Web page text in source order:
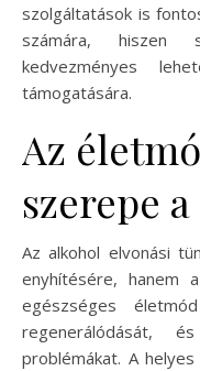
szolgáltatások is
számára, hiszen
kedvezményes
támogatására.
Az
szerepe
Az alkohol elvonási
enyhítésére, hanem
egészséges
regenerálódását,
problémákat. A